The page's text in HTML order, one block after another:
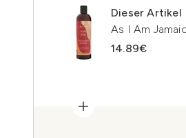
Dieser Artikel
As I Am
14.89€